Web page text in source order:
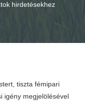
hirdetésekhez
tiszta fémipari
igény megjelölésével